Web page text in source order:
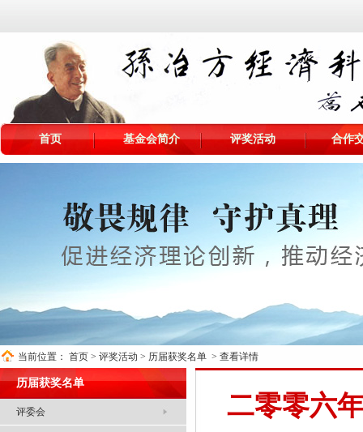
首页 基金会简介 评奖活动 合作
当前位置： 首页 > 评奖活动 > 历届获奖名单 > 查看详情
历届获奖名单
评委会 二零零六